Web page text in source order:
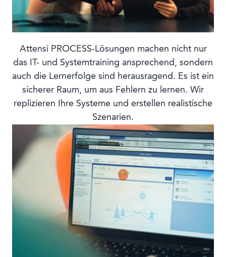
Attensi PROCESS-Lösungen machen nicht nur
das IT- und Systemtraining ansprechend, sondern
auch die Lernerfolge sind herausragend. Es ist ein
sicherer Raum, um aus Fehlern zu lernen. Wir
replizieren Ihre Systeme und erstellen realistische
Szenarien.